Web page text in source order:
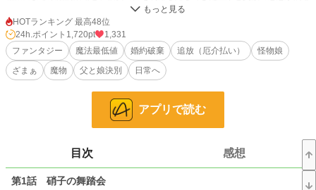
いていた。すべてを失った夜、リリアナは初めて「役目ではなく自分の意思で生
きる」選択を迫られ、死地と呼ばれる北辺境へと旅立つ。
小説 848 位 / 228,955 件
ファンタジー 137 位 / 53,362 件
1,720 pt
148,845
更新日時 2026.05.02 21:30
HOTランキング 最高48位
24h.ポイント 1,720pt
1,331
ファンタジー
魔法最低値 婚約破棄 追放（厄介払い）
怪物娘
ざまぁ
魔物 父と娘決別 日常へ
アプリで読む
目次 感想
第1話 硝子の舞踏会